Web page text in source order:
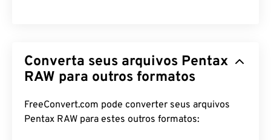
Converta seus arquivos Pentax
RAW para outros formatos
FreeConvert.com pode converter seus arquivos
Pentax RAW para estes outros formatos: